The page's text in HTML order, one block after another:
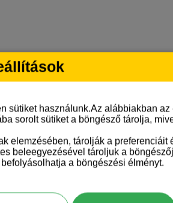
sütiket használunk.Az alábbiakban
sorolt sütiket a böngésző tárolja,
elemzésében, tárolják a preferenciáit
beleegyezésével tároljuk a
a böngészési élményt.